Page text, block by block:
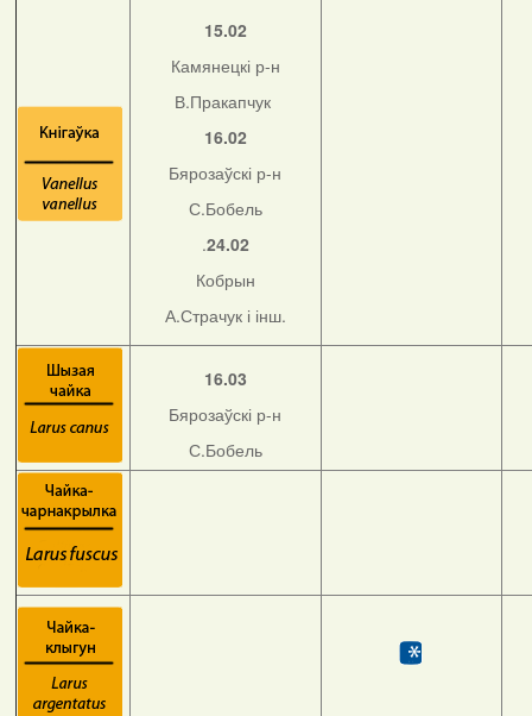
15.02
Камянецкі р-н
В.Пракапчук
16.02
Бярозаўскі р-н
С.Бобель
.24.02
Кобрын
А.Страчук і інш.
16.03
Бярозаўскі р-н
С.Бобель